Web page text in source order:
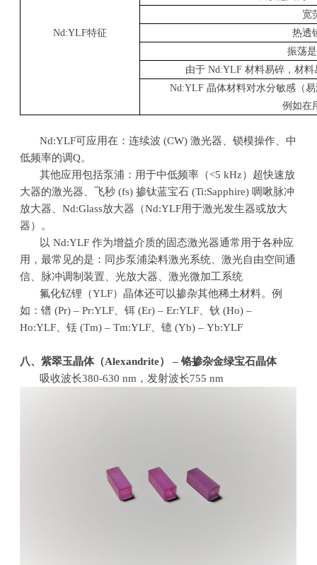
Nd:YLF特征
宽
热透
振荡
由于Nd:YLF 材料易碎，材
Nd:YLF 晶体材料对水分敏感（
例如在
Nd:YLF可应用在：连续波 (CW)激光器、锁模操作、中
低频率的调Q。
其他应用包括泵浦：用于中低频率（<5 kHz）超快速放
大器的激光器、飞秒 (fs)掺钛蓝宝石 (Ti:Sapphire)啁啾脉冲
放大器、Nd:Glass放大器（Nd:YLF用于激光发生器或放大
器）。
以 Nd:YLF作为增益介质的固态激光器通常用于各种应
用，最常见的是：同步泵浦染料激光系统、激光自由空间通
信、脉冲调制装置、光放大器、激光微加工系统
氟化钇锂（YLF）晶体还可以掺杂其他稀土材料。例
如：镨 (Pr) – Pr:YLF、铒 (Er) – Er:YLF、钬 (Ho) –
Ho:YLF、铥 (Tm) – Tm:YLF、镱 (Yb) – Yb:YLF
八、紫翠玉晶体（Alexandrite） –铬掺杂金绿宝石晶体
吸收波长380-630 nm ，发射波长755 nm